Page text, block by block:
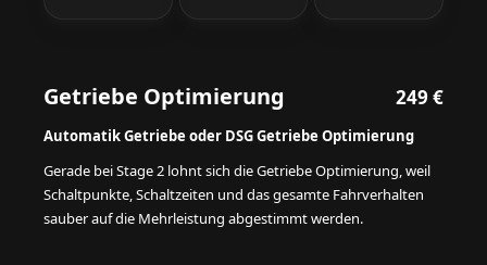
Getriebe Optimierung 249 €
Automatik Getriebe oder DSG Getriebe Optimierung
Gerade bei Stage 2 lohnt sich die Getriebe Optimierung, weil
Schaltpunkte, Schaltzeiten und das gesamte Fahrverhalten
sauber auf die Mehrleistung abgestimmt werden.